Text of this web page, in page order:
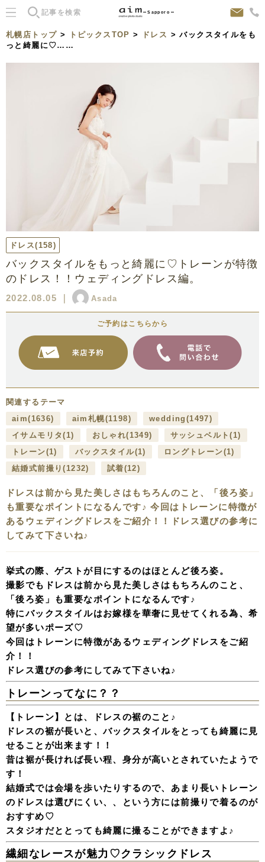
Sapporo
札幌店トップ > トピックスTOP > ドレス > バックスタイルをも
っと綺麗に♡……
ドレス(158)
バックスタイルをもっと綺麗に♡トレーンが特徴
のドレス！！ウェディングドレス編。
2022.08.05 Asada
ご予約はこちらから
関連するテーマ
aim(1636) aim札幌(1198) wedding (1497)
イサムモリタ(1) おしゃれ(1349) サッシュベルト(1)
トレーン(1) バックスタイル(1) ロングトレーン(1)
結婚式前撮り(1232) 試着(12)
ドレスは前から見た美しさはもちろんのこと、「後ろ姿」
も重要なポイントになるんです♪ 今回はトレーンに特徴が
あるウェディングドレスをご紹介！！ドレス選びの参考に
してみて下さいね♪
挙式の際、ゲストが目にするのはほとんど後ろ姿。
撮影でもドレスは前から見た美しさはもちろんのこと、
「後ろ姿」も重要なポイントになるんです♪
特にバックスタイルはお嫁様を華奢に見せてくれる為、希
望が多いポーズ♡
今回はトレーンに特徴があるウェディングドレスをご紹
介！！
ドレス選びの参考にしてみて下さいね♪
トレーンってなに？？
【トレーン】とは、ドレスの裾のこと♪
ドレスの裾が長いと、バックスタイルをとっても綺麗に見
せることが出来ます！！
昔は裾が長ければ長い程、身分が高いとされていたようで
す！
結婚式では会場を歩いたりするので、あまり長いトレーン
のドレスは選びにくい、、という方には前撮りで着るのが
おすすめ♡
スタジオだととっても綺麗に撮ることができますよ♪
繊細なレースが魅力♡クラシックドレス